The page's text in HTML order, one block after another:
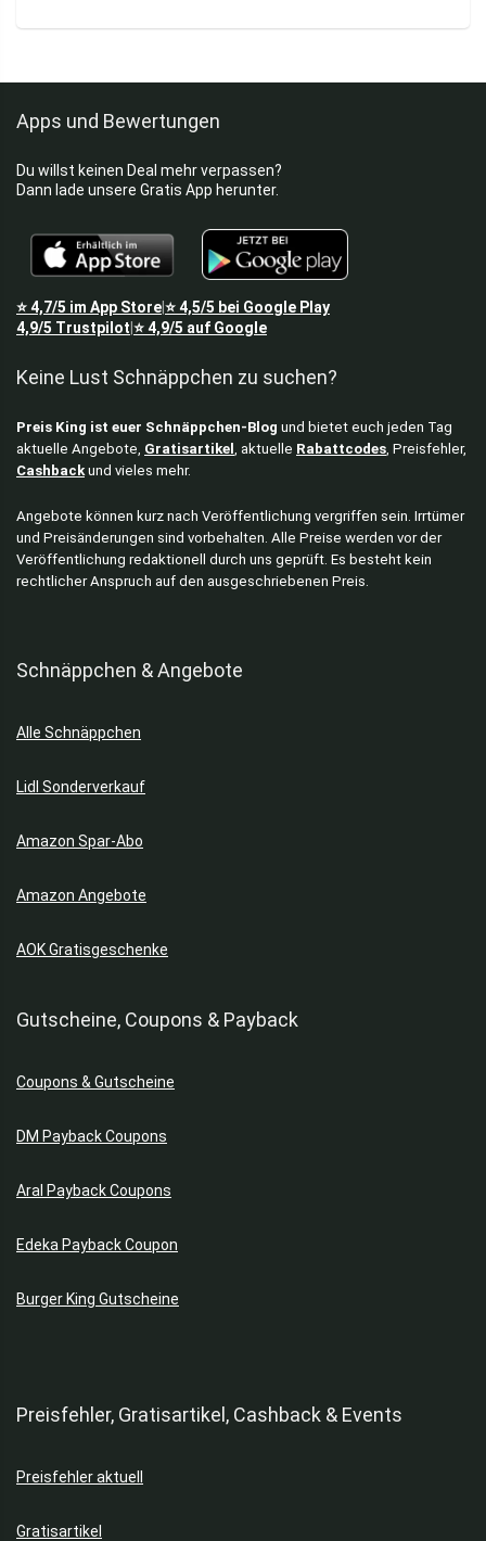
Apps und Bewertungen
Du willst keinen Deal mehr verpassen?
Dann lade unsere Gratis App herunter.
⭐4,7/5 im App Store⭐4,5/5 bei Google Play
4,9/5 Trustpilot ⭐4,9/5 auf Google
Keine Lust Schnäppchen zu suchen?
Preis King ist euer Schnäppchen-Blog und bietet euch jeden Tag
aktuelle Angebote, Gratisartikel , aktuelle Rabattcodes , Preisfehler,
Cashback und vieles mehr.
Angebote können kurz nach Veröffentlichung vergriffen sein. Irrtümer
und Preisänderungen sind vorbehalten. Alle Preise werden vor der
Veröffentlichung redaktionell durch uns geprüft. Es besteht kein
rechtlicher Anspruch auf den ausgeschriebenen Preis.
Schnäppchen & Angebote
Alle Schnäppchen
Lidl Sonderverkauf
Amazon Spar-Abo
Amazon Angebote
AOK Gratisgeschenke
Gutscheine, Coupons & Payback
Coupons & Gutscheine
DM Payback Coupons
Aral Payback Coupons
Edeka Payback Coupon
Burger King Gutscheine
Preisfehler, Gratisartikel, Cashback & Events
Preisfehler aktuell
Gratisartikel